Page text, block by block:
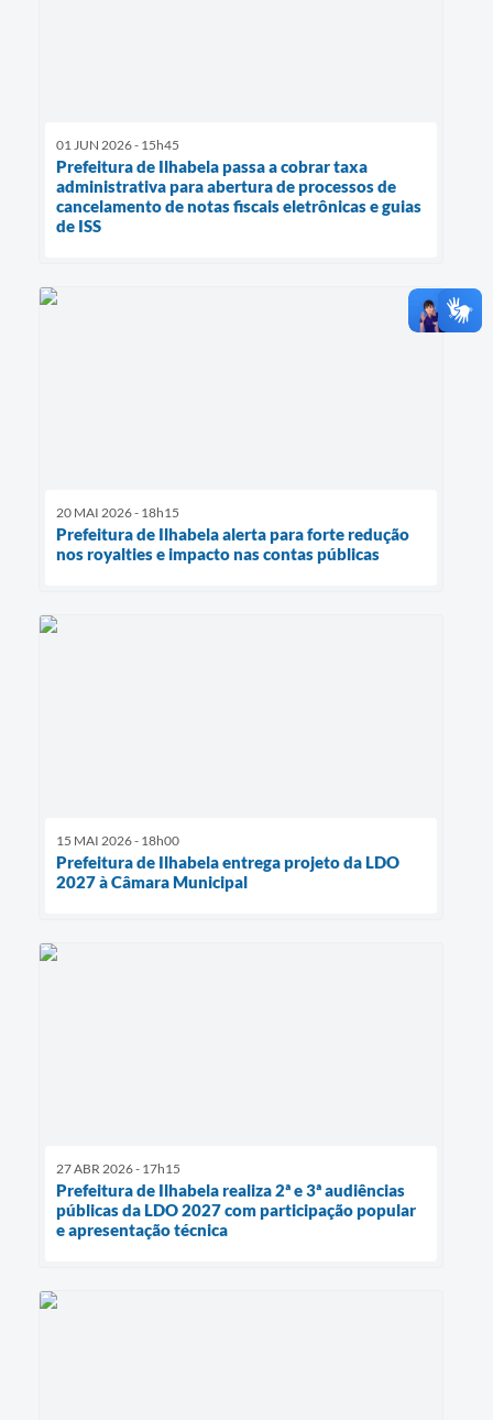
01 JUN 2026 - 15h45
Prefeitura de Ilhabela passa a cobrar taxa
administrativa para abertura de processos de
cancelamento de notas fiscais eletrônicas e guias
de ISS
20 MAI 2026 - 18h15
Prefeitura de Ilhabela alerta para forte redução
nos royalties e impacto nas contas públicas
15 MAI 2026 - 18h00
Prefeitura de Ilhabela entrega projeto da LDO
2027 à Câmara Municipal
27 ABR 2026 - 17h15
Prefeitura de Ilhabela realiza 2ª e 3ª audiências
públicas da LDO 2027 com participação popular
e apresentação técnica